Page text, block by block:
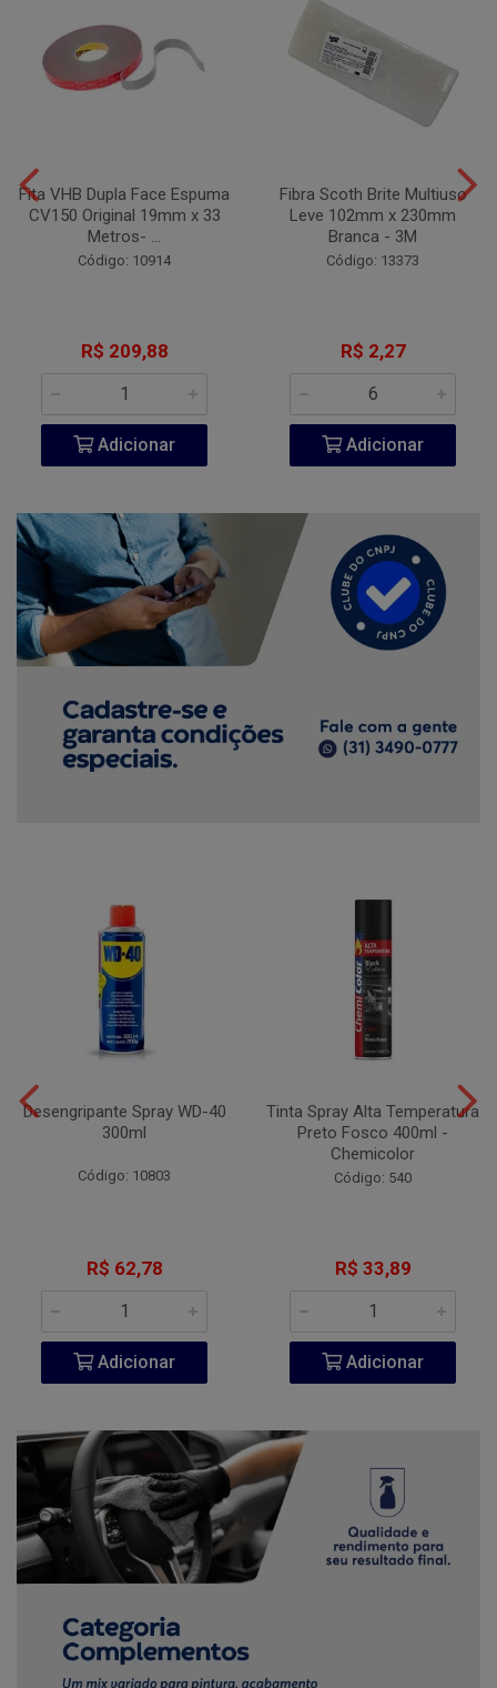
Fita VHB Dupla Face Espuma
CV150 Original 19mm x 33
Metros- ...
Código: 10914
R$ 209,88
Adicionar
Fibra Scoth Brite Multiuso
Leve 102mm x 230mm
Branca - 3M
Código: 13373
R$ 2,27
Adicionar
Desengripante Spray WD-40
300ml
Código: 10803
R$ 62,78
Adicionar
Tinta Spray Alta Temperatura
Preto Fosco 400ml -
Chemicolor
Código: 540
R$ 33,89
Adicionar